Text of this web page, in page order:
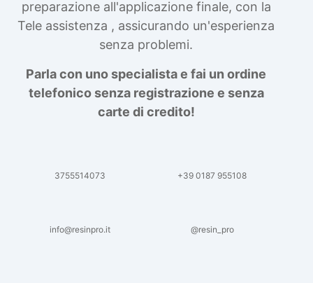
provengono da fonti sostenibili? Non ci è
possibile garantire che ogni singolo
ingrediente provenga da fonti
costantemente al lavoro con i nostri fornitori
alla ricerca di nuove soluzioni sostenibili, per
ridurre ancora di più l’impatto ambientale dei
prodotti, per un consumo sostenibile. Da
a minor impatto ambientale rispetto alla
preparazione all'applicazione finale, con la
Tele assistenza , assicurando un'esperienza
senza problemi.
Parla con uno specialista e fai un ordine
telefonico senza registrazione e senza
carte di credito!
3755514073 +39 0187 955108
info@resinpro.it @resin_pro